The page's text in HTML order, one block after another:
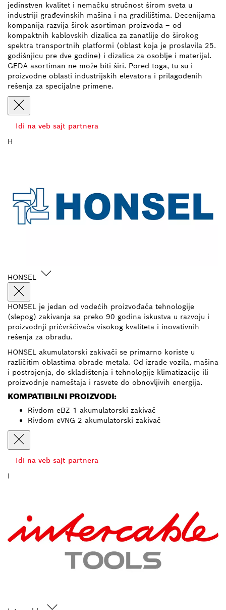
jedinstven kvalitet i nemačku stručnost širom sveta u
industriji građevinskih mašina i na gradilištima. Decenijama
kompanija razvija širok asortiman proizvoda – od
kompaktnih kablovskih dizalica za zanatlije do širokog
spektra transportnih platformi (oblast koja je proslavila 25.
godišnjicu pre dve godine) i dizalica za osoblje i materijal.
GEDA asortiman ne može biti širi. Pored toga, tu su i
proizvodne oblasti industrijskih elevatora i prilagođenih
rešenja za specijalne primene.
Idi na veb sajt partnera
H
HONSEL
HONSEL je jedan od vodećih proizvođača tehnologije
(slepog) zakivanja sa preko 90 godina iskustva u razvoju i
proizvodnji pričvršćivača visokog kvaliteta i inovativnih
rešenja za obradu.
HONSEL akumulatorski zakivači se primarno koriste u
različitim oblastima obrade metala. Od izrade vozila, mašina
i postrojenja, do skladištenja i tehnologije klimatizacije ili
proizvodnje nameštaja i rasvete do obnovljivih energija.
KOMPATIBILNI PROIZVODI:
Rivdom eBZ 1 akumulatorski zakivač
Rivdom eVNG 2 akumulatorski zakivač
Idi na veb sajt partnera
I